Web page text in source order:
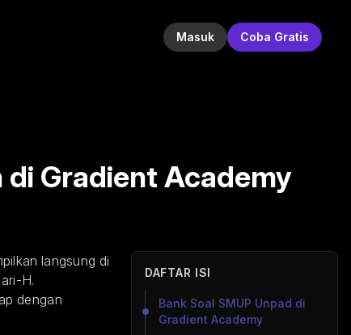
Masuk Coba Gratis
di Gradient Academy
langsung di
H.
dengan
DAFTAR ISI
Bank Soal SMUP Unpad di
Gradient Academy